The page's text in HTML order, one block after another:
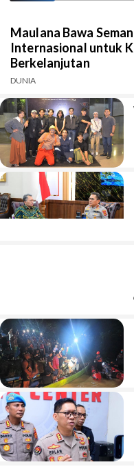
Maulana Bawa
Internasional untuk
Berkelanjutan
DUNIA